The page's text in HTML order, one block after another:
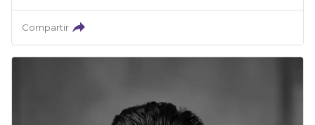
Compartir